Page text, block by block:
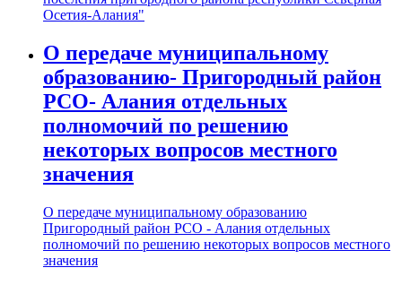
Осетия-Алания"
О передаче муниципальному
образованию- Пригородный район
РСО- Алания отдельных
полномочий по решению
некоторых вопросов местного
значения
О передаче муниципальному образованию
Пригородный район РСО - Алания отдельных
полномочий по решению некоторых вопросов местного
значения